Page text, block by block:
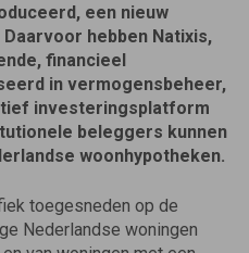
een nieuw
hebben Natixis,
financieel
in vermogensbeheer,
investeringsplatform
beleggers kunnen
woonhypotheken.
toegesneden op de
Nederlandse woningen